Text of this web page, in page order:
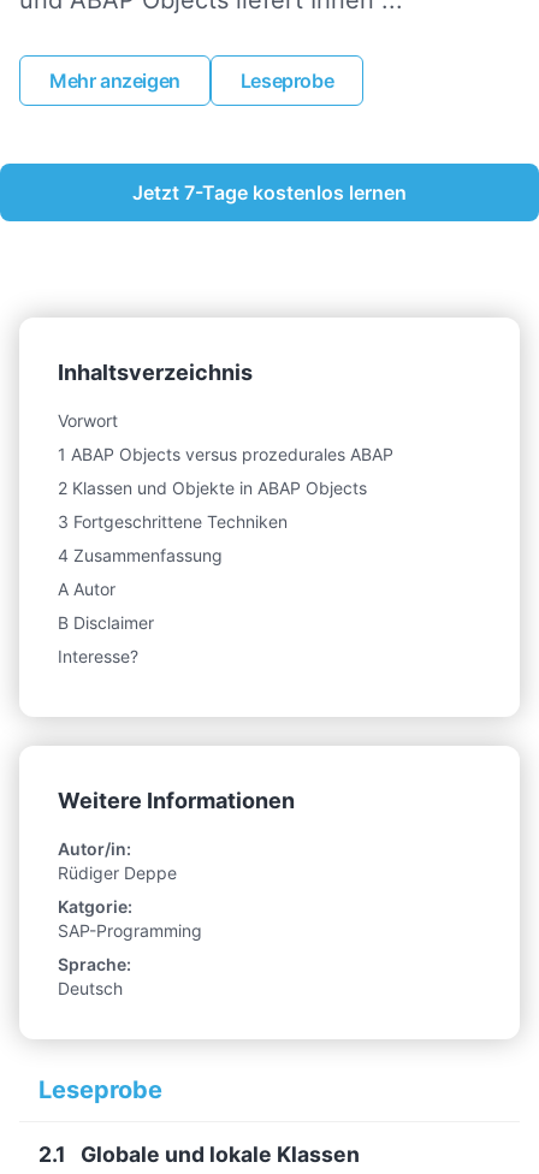
Mehr anzeigen Leseprobe
Jetzt 7-Tage kostenlos lernen
Inhaltsverzeichnis
Vorwort
1 ABAP Objects versus prozedurales ABAP
2 Klassen und Objekte in ABAP Objects
3 Fortgeschrittene Techniken
4 Zusammenfassung
A Autor
B Disclaimer
Interesse?
Weitere Informationen
Autor/in:
Rüdiger Deppe
Katgorie:
SAP-Programming
Sprache:
Deutsch
Leseprobe
2.1 Globale und lokale Klassen